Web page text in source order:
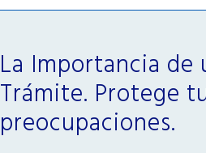
La Importancia de
Trámite. Protege
preocupaciones.